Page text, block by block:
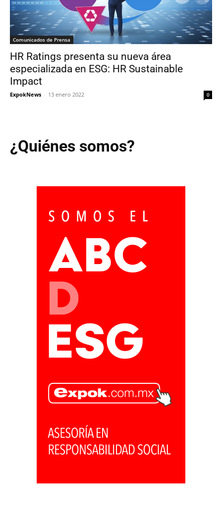
Comunicados de Prensa
HR Ratings presenta su nueva área
especializada en ESG: HR Sustainable
Impact
ExpokNews - 13 enero 2022 0
¿Quiénes somos?